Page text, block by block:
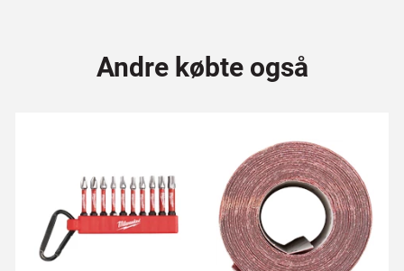
Andre købte også